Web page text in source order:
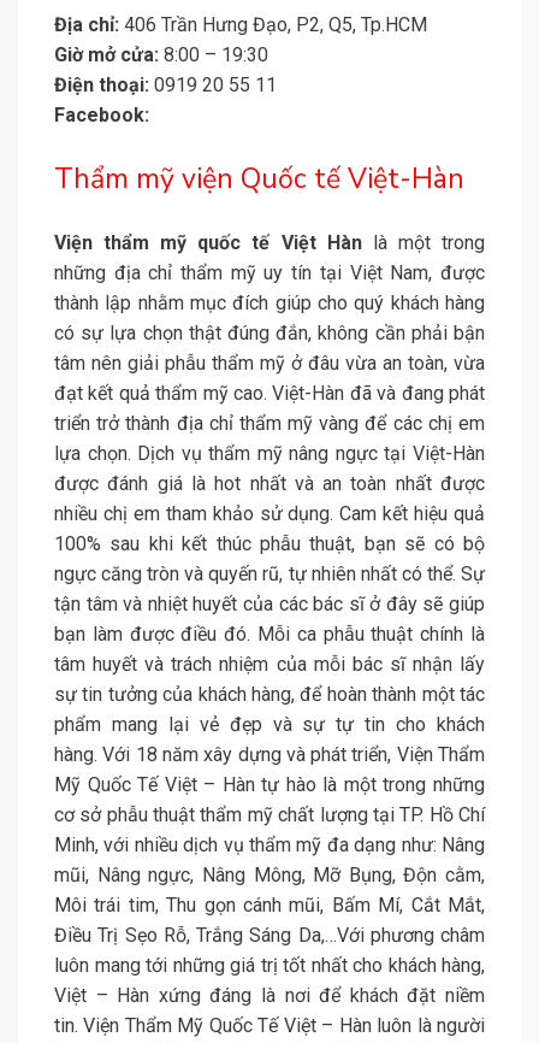
Địa chỉ: 406 Trần Hưng Đạo, P2, Q5, Tp.HCM
Giờ mở cửa: 8:00 – 19:30
Điện thoại: 0919 20 55 11
Facebook:
Thẩm mỹ viện Quốc tế Việt-Hàn
Viện thẩm mỹ quốc tế Việt Hàn
là một trong
những địa chỉ thẩm mỹ uy tín tại Việt Nam, được
thành lập nhằm mục đích giúp cho quý khách hàng
có sự lựa chọn thật đúng đắn, không cần phải bận
tâm nên giải phẫu thẩm mỹ ở đâu vừa an toàn, vừa
đạt kết quả thẩm mỹ cao. Việt-Hàn đã và đang phát
triển trở thành địa chỉ thẩm mỹ vàng để các chị em
lựa chọn. Dịch vụ thẩm mỹ nâng ngực tại Việt-Hàn
được đánh giá là hot nhất và an toàn nhất được
nhiều chị em tham khảo sử dụng. Cam kết hiệu quả
100% sau khi kết thúc phẫu thuật, bạn sẽ có bộ
ngực căng tròn và quyến rũ, tự nhiên nhất có thể. Sự
tận tâm và nhiệt huyết của các bác sĩ ở đây sẽ giúp
bạn làm được điều đó. Mỗi ca phẫu thuật chính là
tâm huyết và trách nhiệm của mỗi bác sĩ nhận lấy
sự tin tưởng của khách hàng, để hoàn thành một tác
phẩm mang lại vẻ đẹp và sự tự tin cho khách
hàng. Với 18 năm xây dựng và phát triển, Viện Thẩm
Mỹ Quốc Tế Việt – Hàn tự hào là một trong những
cơ sở phẫu thuật thẩm mỹ chất lượng tại TP. Hồ Chí
Minh, với nhiều dịch vụ thẩm mỹ đa dạng như: Nâng
mũi, Nâng ngực, Nâng Mông, Mỡ Bụng, Độn cằm,
Môi trái tim, Thu gọn cánh mũi, Bấm Mí, Cắt Mắt,
Điều Trị Sẹo Rỗ, Trắng Sáng Da,…Với phương châm
luôn mang tới những giá trị tốt nhất cho khách hàng,
Việt – Hàn xứng đáng là nơi để khách đặt niềm
tin. Viện Thẩm Mỹ Quốc Tế Việt – Hàn luôn là người